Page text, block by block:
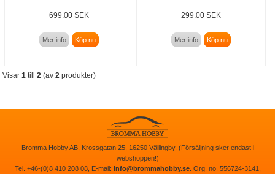
699.00 SEK
Mer info Köp nu
299.00 SEK
Mer info Köp nu
Visar1 till2 (av2 produkter)
Bromma Hobby AB, Krossgatan 25, 16250 Vällingby. (Försäljning sker endast i
webshoppen!)
Tel. +46-(0)8 410 208 08, E-mail: info@brommahobby.se. Org. no. 556724-3141,